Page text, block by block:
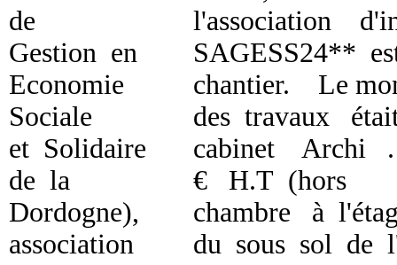
de
Gestion en
Economie
Sociale
et Solidaire
de la
Dordogne),
association
l'association
SAGESS24**
chantier. Le
des travaux
cabinet Archi
€ H.T (hors
chambre à
du sous sol de